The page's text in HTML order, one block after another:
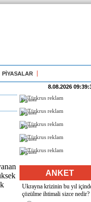
PİYASALAR
8.08.2026
Реклама
Реклама
Реклама
Реклама
Реклама
ANKET
Ukrayna krizinin bu yıl
çözülme ihtimali sizce nedir?